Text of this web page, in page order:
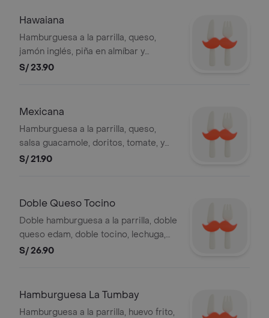
Hawaiana
Hamburguesa a la parrilla, queso,
jamón inglés, piña en almíbar y
mayonesa. Foto referencial. Bembos
S/ 23.90
Mexicana
Hamburguesa a la parrilla, queso,
salsa guacamole, doritos, tomate, y
mayonesa.
S/ 21.90
Doble Queso Tocino
Doble hamburguesa a la parrilla, doble
queso edam, doble tocino, lechuga,
tomate y mayonesa. Foto referencial.
S/ 26.90
Hamburguesa La Tumbay
Hamburguesa a la parrilla, huevo frito,